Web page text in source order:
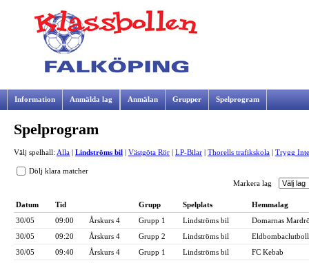
Information Anmälda lag Anmälan Grupper Spelprogram
Samarbetspartners
Spelprogram
Välj spelhall: Alla Lindströms bil Västgöta Rör LP-Bilar Thorells trafikskola Trygg
Dölj klara matcher
Markera lag
Datum Tid Grupp Spelplats
Hemmalag
30/05
09:00 Årskurs 4 Grupp 1 Lindströms bil
Domarnas
30/05
09:20 Årskurs 4 Grupp 2 Lindströms bil
Eldbombaclutboll
30/05
09:40 Årskurs 4 Grupp 1 Lindströms bil
FC Kebab